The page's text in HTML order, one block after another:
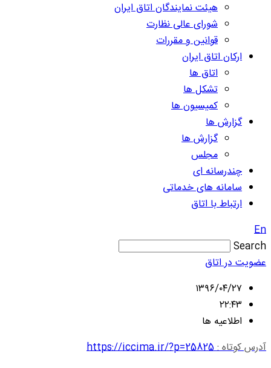
هیئت نمایندگان اتاق ایران
شورای عالی نظارت
قوانین و مقررات
ارکان اتاق ایران
اتاق ها
تشکل ها
کمیسیون ها
گزارش ها
گزارش ها
مجلس
چندرسانه ای
سامانه های خدماتی
ارتباط با اتاق
En
Search
عضویت در اتاق
۱۳۹۶/۰۴/۲۷
۲۲:۴۳
اطلاعیه ها
آدرس کوتاه :https://iccima.ir/?p=25825